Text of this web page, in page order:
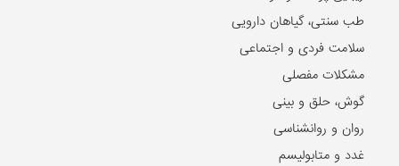
طب سنتی، گیاهان دارویی
سلامت فردی و اجتماعی
مشکلات مفصلی
گوش، حلق و بینی
روان و روانشناسی
غدد و متابولیسم